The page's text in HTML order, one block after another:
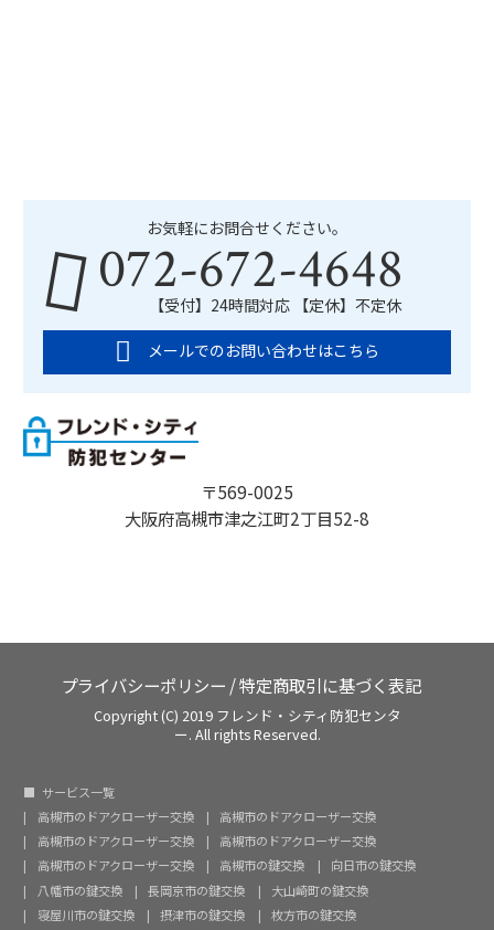
〒569-0025
大阪府高槻市津之江町2丁目52-8
お気軽にお問合せください。
072-672-4648
【受付】24時間対応 【定休】不定休
メールでのお問い合わせはこちら
プライバシーポリシー /特定商取引に基づく表記
Copyright (C) 2019 フレンド・シティ防犯センタ
ー. All rights Reserved.
サービス一覧
高槻市のドアクローザー交換
高槻市のドアクローザー交換
高槻市のドアクローザー交換
高槻市のドアクローザー交換
高槻市のドアクローザー交換
高槻市の鍵交換
向日市の鍵交換
八幡市の鍵交換
長岡京市の鍵交換
大山崎町の鍵交換
寝屋川市の鍵交換
摂津市の鍵交換 枚方市の鍵交換